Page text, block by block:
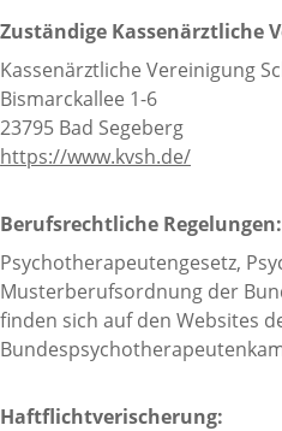
Zuständige
Kassenärztliche Vereinigung
Bismarckallee 1-6
23795 Bad Segeberg
https://www.kvsh.de/
Berufsrechtliche Regelungen:
Psychotherapeutengesetz,
Musterberufsordnung der
finden sich auf den Websites
Haftflichtverischerung: